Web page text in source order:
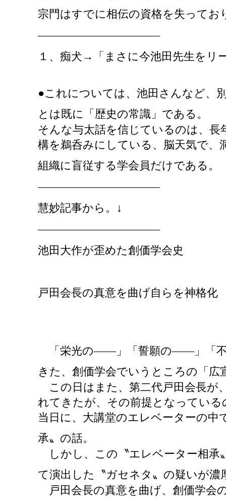
宗門はすでに相伝の資格を失って
―――――――――――
１、痴犬 →「まさに今池田先生をリ
●これについては、池田さんなど、
とは既に「歴史の常識」である。
そんな与太話を信じているのは、
構を鵜呑みにしている、脳天気で
組織に盲従する学会員だけである。
―――――――――――
慧妙記事から。
↓
―――――――――――
池田大作が歪めた創価学会史
戸田会長の真意を曲げ自らを神格化
「栄光の――」「誓願の――」「不
きた、創価学会でいうところの「
この日はまた、第二代戸田会長が
れてきたが、その前提となっている
当日に、大講堂のエレベーターの
承〟の話。
しかし、この〝エレベーター相承
て演出した〝ガセネタ〟の疑いが濃
戸田会長の真意を曲げ、創価学会